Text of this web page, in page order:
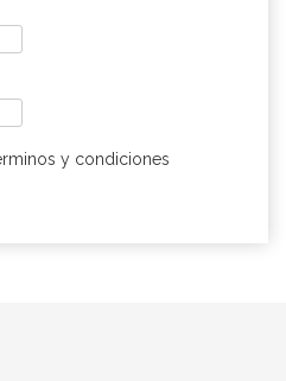
y condiciones